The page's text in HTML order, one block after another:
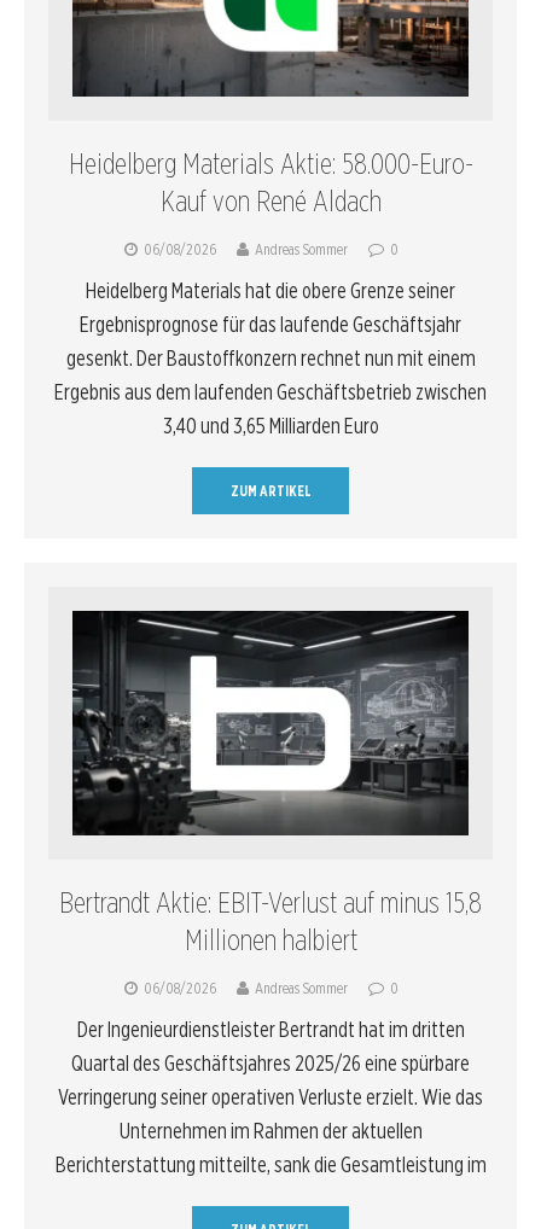
Heidelberg Materials Aktie: 58.000-Euro-
Kauf von René Aldach
06/08/2026 Andreas Sommer 0
Heidelberg Materials hat die obere Grenze seiner
Ergebnisprognose für das laufende Geschäftsjahr
gesenkt. Der Baustoffkonzern rechnet nun mit einem
Ergebnis aus dem laufenden Geschäftsbetrieb zwischen
3,40 und 3,65 Milliarden Euro
ZUM ARTIKEL
Bertrandt Aktie: EBIT-Verlust auf minus 15,8
Millionen halbiert
06/08/2026 Andreas Sommer 0
Der Ingenieurdienstleister Bertrandt hat im dritten
Quartal des Geschäftsjahres 2025/26 eine spürbare
Verringerung seiner operativen Verluste erzielt. Wie das
Unternehmen im Rahmen der aktuellen
Berichterstattung mitteilte, sank die Gesamtleistung im